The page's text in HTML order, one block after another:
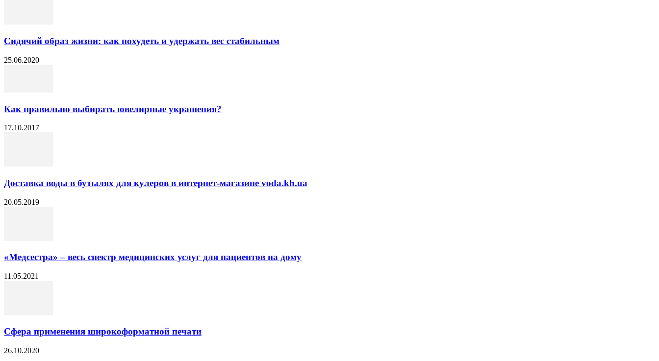
Сидячий образ жизни: как похудеть и удержать вес стабильным
25.06.2020
Как правильно выбирать ювелирные украшения?
17.10.2017
Доставка воды в бутылях для кулеров в интернет-магазине voda.kh.ua
20.05.2019
«Медсестра» – весь спектр медицинских услуг для пациентов на дому
11.05.2021
Сфера применения широкоформатной печати
26.10.2020